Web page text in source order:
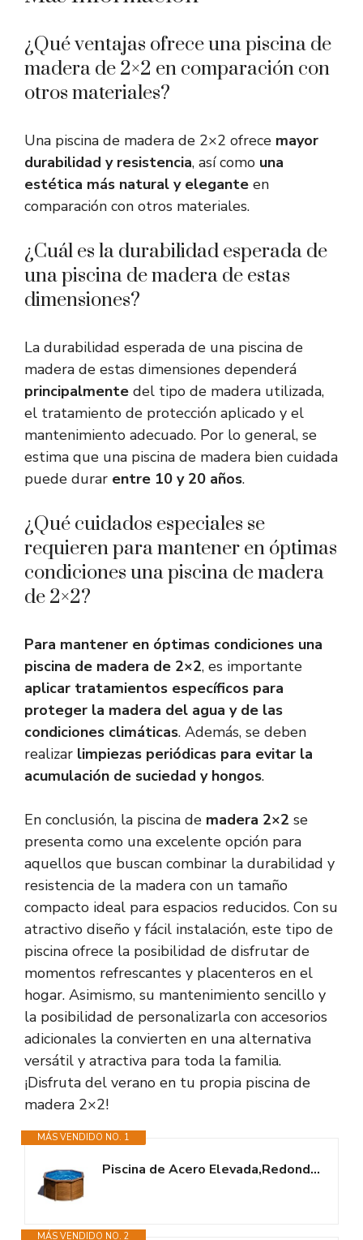
¿Qué ventajas ofrece una piscina de
madera de 2×2 en comparación con
otros materiales?
Una piscina de madera de 2×2 ofrece mayor
durabilidad y resistencia, así como una
estética más natural y elegante en
comparación con otros materiales.
¿Cuál es la durabilidad esperada de
una piscina de madera de estas
dimensiones?
La durabilidad esperada de una piscina de
madera de estas dimensiones dependerá
principalmente del tipo de madera utilizada,
el tratamiento de protección aplicado y el
mantenimiento adecuado. Por lo general, se
estima que una piscina de madera bien cuidada
puede durar entre 10 y 20 años.
¿Qué cuidados especiales se
requieren para mantener en óptimas
condiciones una piscina de madera
de 2×2?
Para mantener en óptimas condiciones una
piscina de madera de 2×2, es importante
aplicar tratamientos específicos para
proteger la madera del agua y de las
condiciones climáticas. Además, se deben
realizar limpiezas periódicas para evitar la
acumulación de suciedad y hongos.
En conclusión, la piscina de madera 2×2 se
presenta como una excelente opción para
aquellos que buscan combinar la durabilidad y
resistencia de la madera con un tamaño
compacto ideal para espacios reducidos. Con su
atractivo diseño y fácil instalación, este tipo de
piscina ofrece la posibilidad de disfrutar de
momentos refrescantes y placenteros en el
hogar. Asimismo, su mantenimiento sencillo y
la posibilidad de personalizarla con accesorios
adicionales la convierten en una alternativa
versátil y atractiva para toda la familia.
¡Disfruta del verano en tu propia piscina de
madera 2×2!
MÁS VENDIDO NO. 1
Piscina de Acero Elevada,Redonda con Aspecto Madera. Piscinas Desmontables...
MÁS VENDIDO NO. 2